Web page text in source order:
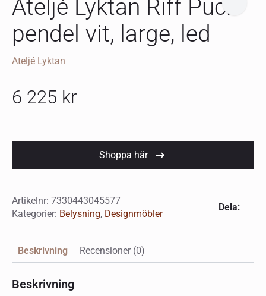
Ateljé Lyktan Riff Puck
pendel vit, large, led
Ateljé Lyktan
6 225 kr
Shoppa här
Artikelnr: 7330443045577
Kategorier: Belysning, Designmöbler
Dela:
Beskrivning Recensioner (0)
Beskrivning